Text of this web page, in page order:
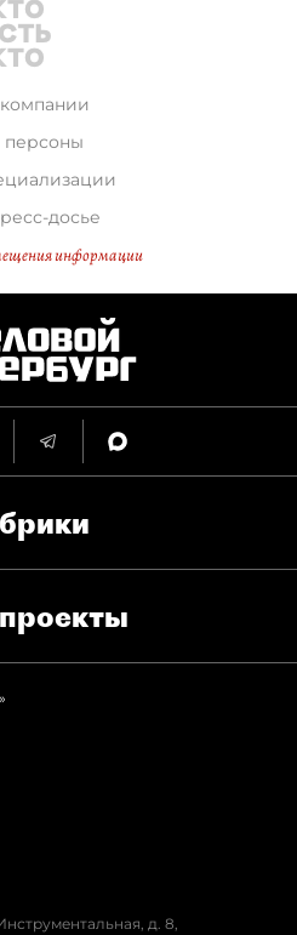
персоны
досье
информации
д. 8,